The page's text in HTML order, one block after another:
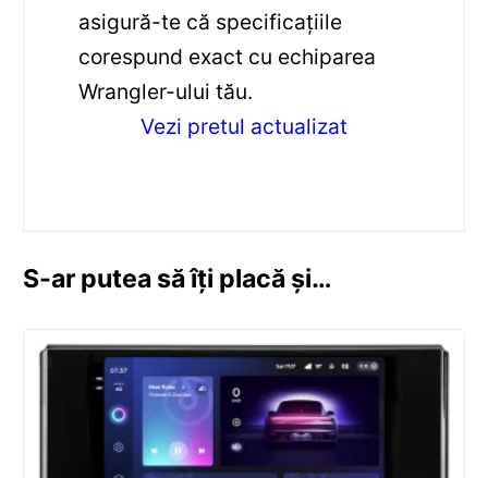
asigură-te că specificațiile
corespund exact cu echiparea
Wrangler-ului tău.
Vezi pretul actualizat
S-ar putea să îți placă și…